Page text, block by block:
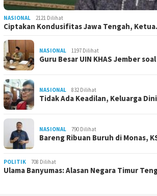
NASIONAL 2121 Dilihat
Ciptakan Kondusifitas Jawa Tengah,
NASIONAL 1197 Dilihat
Guru Besar UIN KHAS Jember
NASIONAL 832 Dilihat
Tidak Ada Keadilan, Keluarga
NASIONAL 790 Dilihat
Bareng Ribuan Buruh di Monas,
POLITIK 708 Dilihat
Ulama Banyumas: Alasan Negara Timur